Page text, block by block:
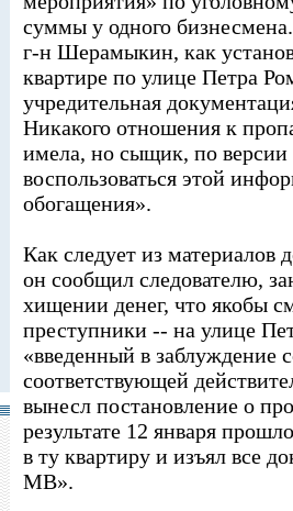
суммы у одного
г-н Шерамыкин, как
квартире по улице Петра
учредительная
Никакого отношения к
имела, но сыщик, по
воспользоваться этой
обогащения».
Как следует из
он сообщил следователю,
хищении денег, что якобы
преступники -- на улице
«введенный в заблуждение
соответствующей
вынесл постановление о
результате 12 января
в ту квартиру и изъял все
МВ».